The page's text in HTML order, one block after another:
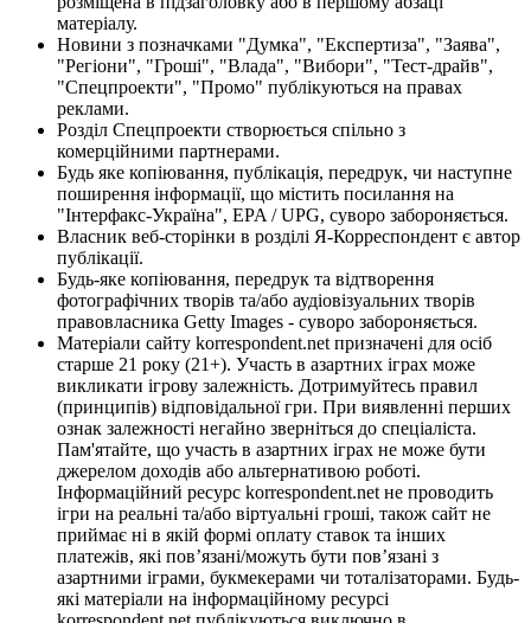
матеріалу.
Новини з позначками "Думка", "Експертиза", "Заява",
"Регіони", "Гроші", "Влада", "Вибори", "Тест-драйв",
"Спецпроекти", "Промо" публікуються на правах
реклами.
Розділ Спецпроекти створюється спільно з
комерційними партнерами.
Будь яке копіювання, публікація, передрук, чи наступне
поширення інформації, що містить посилання на
"Інтерфакс-Україна", EPA / UPG, суворо забороняється.
Власник веб-сторінки в розділі Я-Корреспондент є автор
публікації.
Будь-яке копіювання, передрук та відтворення
фотографічних творів та/або аудіовізуальних творів
правовласника Getty Images - суворо забороняється.
Матеріали сайту korrespondent.net призначені для осіб
старше 21 року (21+). Участь в азартних іграх може
викликати ігрову залежність. Дотримуйтесь правил
(принципів) відповідальної гри. При виявленні перших
ознак залежності негайно зверніться до спеціаліста.
Пам'ятайте, що участь в азартних іграх не може бути
джерелом доходів або альтернативою роботі.
Інформаційний ресурс korrespondent.net не проводить
ігри на реальні та/або віртуальні гроші, також сайт не
приймає ні в якій формі оплату ставок та інших
платежів, які пов’язані/можуть бути пов’язані з
азартними іграми, букмекерами чи тоталізаторами. Будь-
які матеріали на інформаційному ресурсі